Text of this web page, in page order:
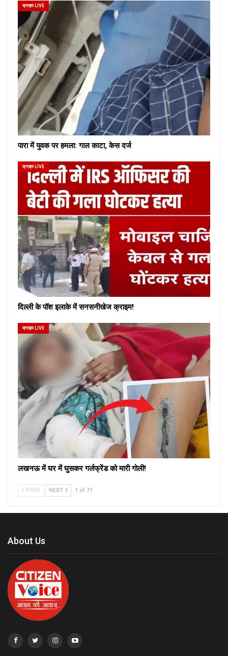
क्राइम LIVE
पारा में युवक पर हमला: गाल काटा, केस दर्ज
क्राइम LIVE
दिल्ली के पॉश इलाके में सनसनीखेज क्राइम!
क्राइम LIVE
लखनऊ में घर में घुसकर गर्लफ्रेंड को मारी गोली!
PREV NEXT 1 of 71
About Us